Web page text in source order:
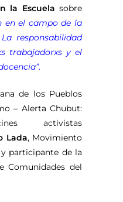
la Escuela sobre
en el campo de la
responsabilidad
trabajadorxs y el
.
de los Pueblos
– Alerta Chubut:
activistas
Lada, Movimiento
participante de la
Comunidades del